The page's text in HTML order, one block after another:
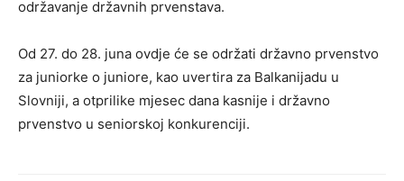
održavanje državnih prvenstava.
Od 27. do 28. juna ovdje će se održati državno prvenstvo
za juniorke o juniore, kao uvertira za Balkanijadu u
Slovniji, a otprilike mjesec dana kasnije i državno
prvenstvo u seniorskoj konkurenciji.